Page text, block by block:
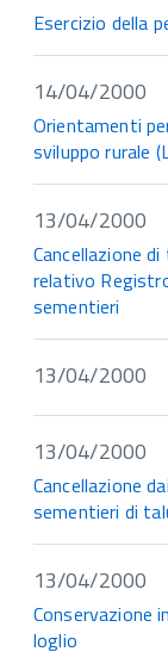
Esercizio della
14/04/2000
Orientamenti
sviluppo rurale
13/04/2000
Cancellazione
relativo
sementieri
13/04/2000
13/04/2000
Cancellazione
sementieri di
13/04/2000
Conservazione
loglio